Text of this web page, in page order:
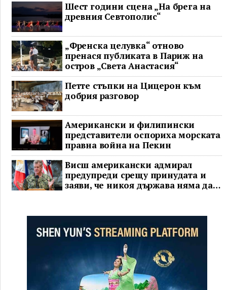
Шест години сцена „На брега на
древния Севтополис“
„Френска целувка“ отново
пренася публиката в Париж на
остров „Света Анастасия“
Петте стъпки на Цицерон към
добрия разговор
Американски и филипински
представители оспориха морската
правна война на Пекин
Висш американски адмирал
предупреди срещу принудата и
заяви, че никоя държава няма да